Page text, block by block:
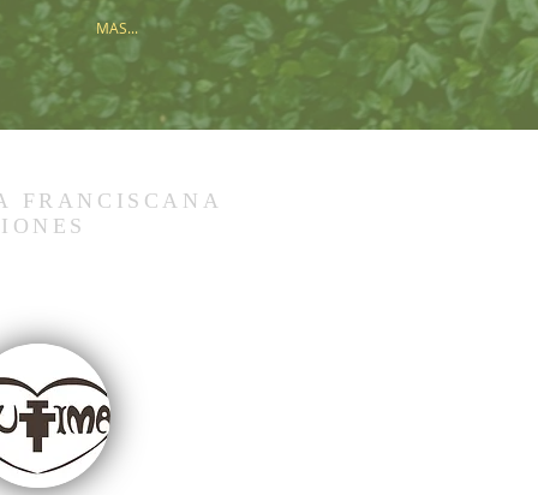
MAS...
FRANCISCANA